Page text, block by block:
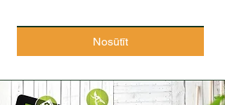
Nosūtīt